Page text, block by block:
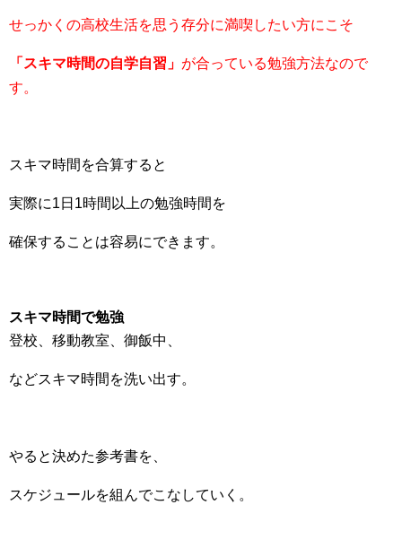
せっかくの高校生活を思う存分に満喫したい方にこそ
「スキマ時間の自学自習」 が合っている勉強方法なので
す。
スキマ時間を合算すると
実際に1日1時間以上の勉強時間を
確保することは容易にできます。
スキマ時間で勉強
登校、移動教室、御飯中、
などスキマ時間を洗い出す。
やると決めた参考書を、
スケジュールを組んでこなしていく。